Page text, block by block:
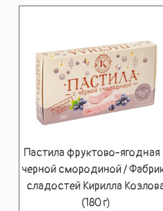
Пастила фруктово-ягодная
черной смородиной /
сладостей Кирилла
(180 г)